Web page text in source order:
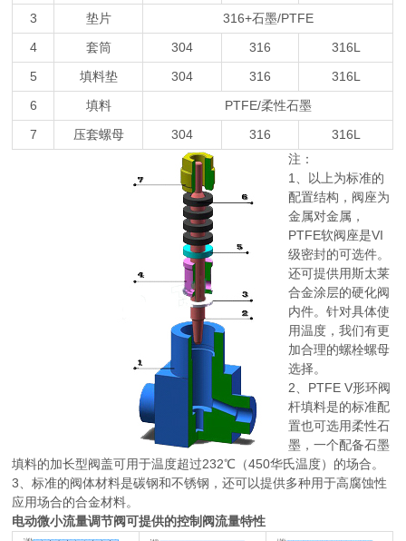
3
垫片
316+石墨/PTFE
4
套筒 304 316
316L
5
填料垫 304 316
316L
6
填料
PTFE/柔性石墨
7
压套螺母 304 316
316L
注：
1、以上为标准的
配置结构，阀座为
金属对金属，
PTFE软阀座是VI
级密封的可选件。
还可提供用斯太莱
合金涂层的硬化阀
内件。针对具体使
用温度，我们有更
加合理的螺栓螺母
选择。
2、PTFE V形环阀
杆填料是的标准配
置也可选用柔性石
墨，一个配备石墨
填料的加长型阀盖可用于温度超过232℃（450华氏温度）的场合。
3、标准的阀体材料是碳钢和不锈钢，还可以提供多种用于高腐蚀性
应用场合的合金材料。
电动微小流量调节阀可提供的控制阀流量特性